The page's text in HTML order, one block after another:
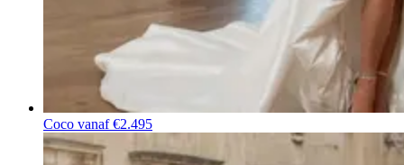
Coco vanaf €2.495